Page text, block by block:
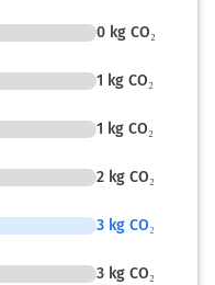
0 kg CO₂
1 kg CO₂
1 kg CO₂
2 kg CO₂
3 kg CO₂
3 kg CO₂